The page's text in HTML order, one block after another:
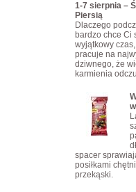
1-7 sierpnia –
Piersią
Dlaczego
bardzo chce Ci
wyjątkowy
pracuje na
dziwnego, że
karmienia
spacer
posiłkami
przekąski.